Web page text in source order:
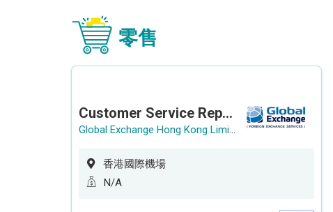
零售
Customer Service Representative (Airport)
Global Exchange Hong Kong Limited
香港國際機場
N/A